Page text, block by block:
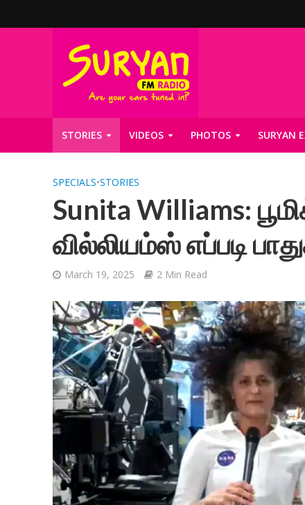
STORIES VIDEOS PHOTOS SURYAN
SPECIALS•STORIES
Sunita Williams:
வில்லியம்ஸ் எப்படி
March 19, 2025 2 Min Read